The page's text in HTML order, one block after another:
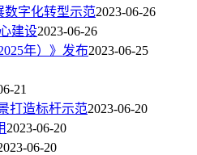
数字化转型示范2023-06-26
建设2023-06-26
年）》发布2023-06-25
21
打造标杆示范2023-06-20
2023-06-20
06-20